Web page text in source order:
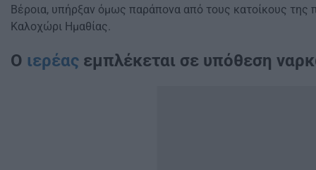
Βέροια, υπήρξαν όμως παράπονα από τους κατοίκους της
Καλοχώρι Ημαθίας.
Ο ιερέας εμπλέκεται σε υπόθεση